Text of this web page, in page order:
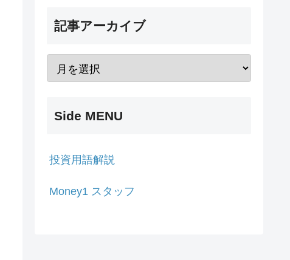
記事アーカイブ
Side MENU
投資用語解説
Money1 スタッフ